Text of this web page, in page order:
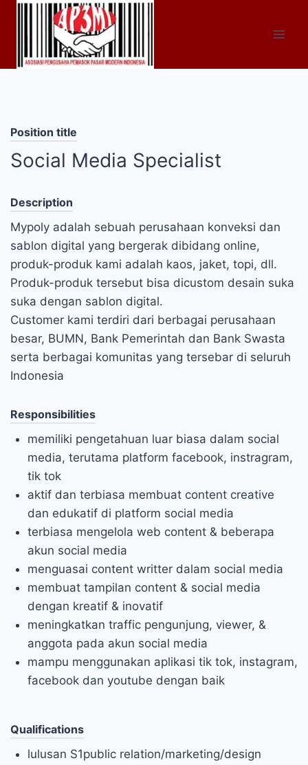
Position title
Social Media Specialist
Description
Mypoly adalah sebuah perusahaan konveksi dan
sablon digital yang bergerak dibidang online,
produk-produk kami adalah kaos, jaket, topi, dll.
Produk-produk tersebut bisa dicustom desain suka
suka dengan sablon digital.
Customer kami terdiri dari berbagai perusahaan
besar, BUMN, Bank Pemerintah dan Bank Swasta
serta berbagai komunitas yang tersebar di seluruh
Indonesia
Responsibilities
memiliki pengetahuan luar biasa dalam social
media, terutama platform facebook, instragram,
tik tok
aktif dan terbiasa membuat content creative
dan edukatif di platform social media
terbiasa mengelola web content & beberapa
akun social media
menguasai content writter dalam social media
membuat tampilan content & social media
dengan kreatif & inovatif
meningkatkan traffic pengunjung, viewer, &
anggota pada akun social media
mampu menggunakan aplikasi tik tok, instagram,
facebook dan youtube dengan baik
Qualifications
lulusan S1public relation/marketing/design